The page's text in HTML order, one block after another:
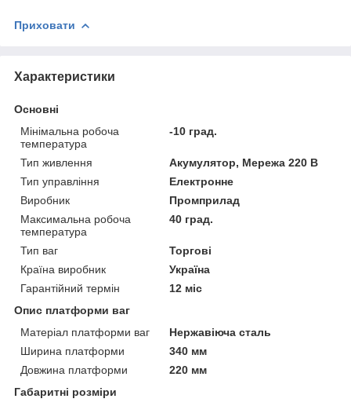
Приховати
Характеристики
Основні
Мінімальна робоча
температура
-10 град.
Тип живлення
Акумулятор, Мережа 220 В
Тип управління
Електронне
Виробник
Промприлад
Максимальна робоча
температура
40 град.
Тип ваг
Торгові
Країна виробник
Україна
Гарантійний термін
12 міс
Опис платформи ваг
Матеріал платформи ваг
Нержавіюча сталь
Ширина платформи
340 мм
Довжина платформи
220 мм
Габаритні розміри